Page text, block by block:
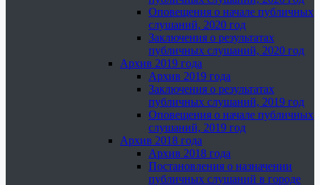
Оповещения о начале публичных
слушаний, 2020 год
Заключения о результатах
публичных слушаний, 2020 год
Архив 2019 года
Архив 2019 года
Заключения о результатах
публичных слушаний, 2019 год
Оповещения о начале публичных
слушаний, 2019 год
Архив 2018 года
Архив 2018 года
Постановления о назначении
публичных слушаний в городе